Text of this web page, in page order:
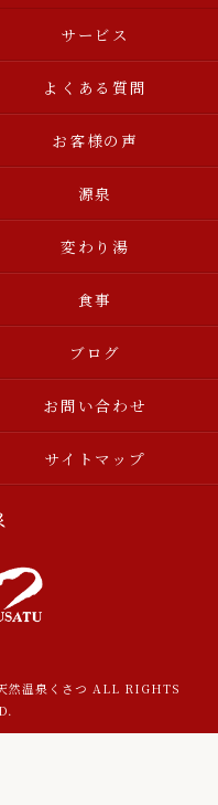
サービス
よくある質問
お客様の声
源泉
変わり湯
食事
ブログ
お問い合わせ
サイトマップ
然温泉くさつ ALL RIGHTS